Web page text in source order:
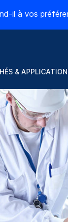
il à vos
&